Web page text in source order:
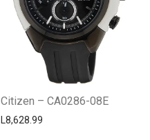
Citizen – CA0286-08E
L8,628.99